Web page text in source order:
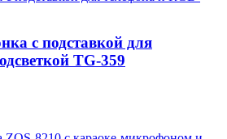
с подставкой для
TG-359